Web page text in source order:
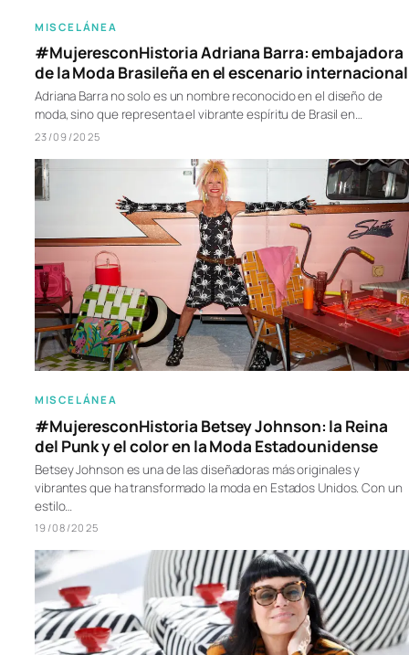
MISCELÁNEA
#MujeresconHistoria Adriana Barra: embajadora
de la Moda Brasileña en el escenario internacional
Adriana Barra no solo es un nombre reconocido en el diseño de
moda, sino que representa el vibrante espíritu de Brasil en…
23/09/2025
MISCELÁNEA
#MujeresconHistoria Betsey Johnson: la Reina
del Punk y el color en la Moda Estadounidense
Betsey Johnson es una de las diseñadoras más originales y
vibrantes que ha transformado la moda en Estados Unidos. Con un
estilo…
19/08/2025